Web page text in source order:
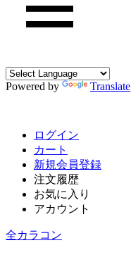
Powered by Translate
ログイン
カート
新規会員登録
注文履歴
お気に入り
アカウント
全カラコン